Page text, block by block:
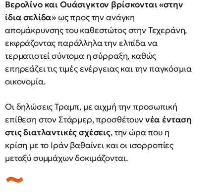
Βερολίνο και Ουάσιγκτον βρίσκονται «στην
ίδια σελίδα» ως προς την ανάγκη
απομάκρυνσης του καθεστώτος στην Τεχεράνη,
εκφράζοντας παράλληλα την ελπίδα να
τερματιστεί σύντομα η σύρραξη, καθώς
επηρεάζει τις τιμές ενέργειας και την παγκόσμια
οικονομία.
Οι δηλώσεις Τραμπ, με αιχμή την προσωπική
επίθεση στον Στάρμερ, προσθέτουννέα ένταση
στις διατλαντικές σχέσεις, την ώρα που η
κρίση με το Ιράν βαθαίνει και οι ισορροπίες
μεταξύ συμμάχων δοκιμάζονται.